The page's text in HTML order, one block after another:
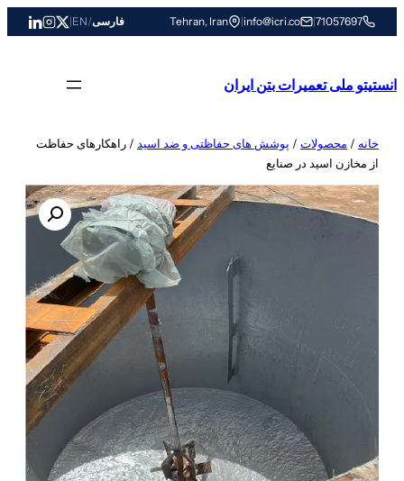
به
71057697
|
info@icri.co
|
Tehran, Iran فارسی/
EN
|
انستیتو ملی تعمیرات بتن ایران
خانه / محصولات / پوشش های حفاظتی و ضد اسید / راهکارهای حفاظت
از مخازن اسید در صنایع